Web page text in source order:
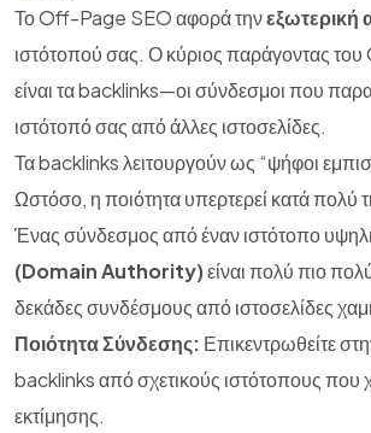
Το Off-Page SEO αφορά τηνεξωτερική
ιστότοπού σας. Ο κύριος παράγοντας
είναι τα backlinks—οι σύνδεσμοι που
ιστότοπό σας από άλλες ιστοσελίδες.
Τα backlinks λειτουργούν ως “ψήφοι
Ωστόσο, η ποιότητα υπερτερεί κατά πολύ
Ένας σύνδεσμος από έναν ιστότοπο
(Domain Authority)είναι πολύ πιο
δεκάδες συνδέσμους από ιστοσελίδες
Ποιότητα Σύνδεσης: Επικεντρωθείτε
backlinks από σχετικούς ιστότοπους που
εκτίμησης.